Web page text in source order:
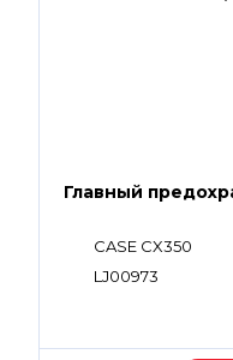
Главный
CASE CX350
LJ00973